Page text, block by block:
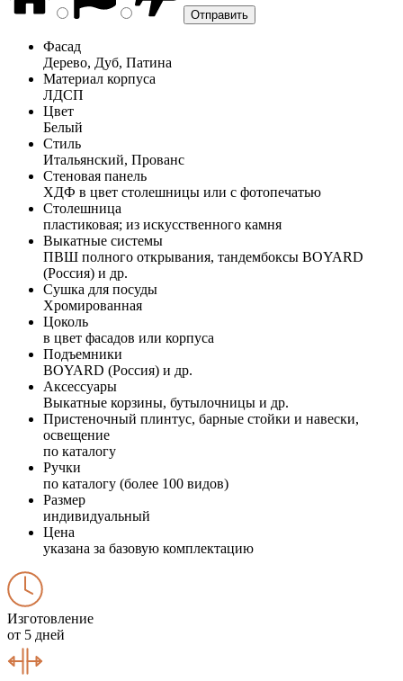
Фасад
Дерево, Дуб, Патина
Материал корпуса
ЛДСП
Цвет
Белый
Стиль
Итальянский, Прованс
Стеновая панель
ХДФ в цвет столешницы или с фотопечатью
Столешница
пластиковая; из искусственного камня
Выкатные системы
ПВШ полного открывания, тандембоксы BOYARD
(Россия) и др.
Сушка для посуды
Хромированная
Цоколь
в цвет фасадов или корпуса
Подъемники
BOYARD (Россия) и др.
Аксессуары
Выкатные корзины, бутылочницы и др.
Пристеночный плинтус, барные стойки и навески,
освещение
по каталогу
Ручки
по каталогу (более 100 видов)
Размер
индивидуальный
Цена
указана за базовую комплектацию
Изготовление
от 5 дней